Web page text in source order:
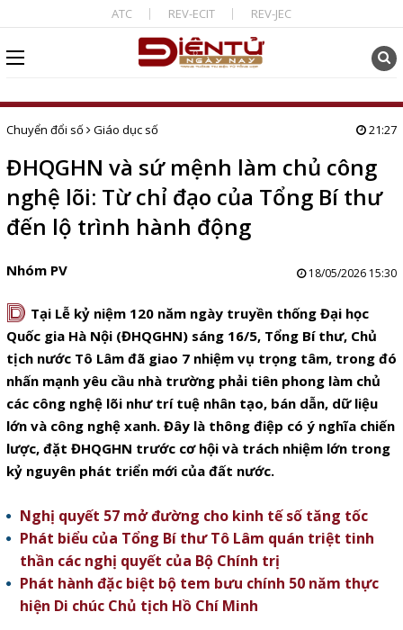
ATC REV-ECIT REV-JEC
Chuyển đổi số Giáo dục số 21:27
ĐHQGHN và sứ mệnh làm chủ công
nghệ lõi: Từ chỉ đạo của Tổng Bí thư
đến lộ trình hành động
Nhóm PV 18/05/2026 15:30
D Tại Lễ kỷ niệm 120 năm ngày truyền thống Đại học
Quốc gia Hà Nội (ĐHQGHN) sáng 16/5, Tổng Bí thư, Chủ
tịch nước Tô Lâm đã giao 7 nhiệm vụ trọng tâm, trong đó
nhấn mạnh yêu cầu nhà trường phải tiên phong làm chủ
các công nghệ lõi như trí tuệ nhân tạo, bán dẫn, dữ liệu
lớn và công nghệ xanh. Đây là thông điệp có ý nghĩa chiến
lược, đặt ĐHQGHN trước cơ hội và trách nhiệm lớn trong
kỷ nguyên phát triển mới của đất nước.
Nghị quyết 57 mở đường cho kinh tế số tăng tốc
Phát biểu của Tổng Bí thư Tô Lâm quán triệt tinh
thần các nghị quyết của Bộ Chính trị
Phát hành đặc biệt bộ tem bưu chính 50 năm thực
hiện Di chúc Chủ tịch Hồ Chí Minh